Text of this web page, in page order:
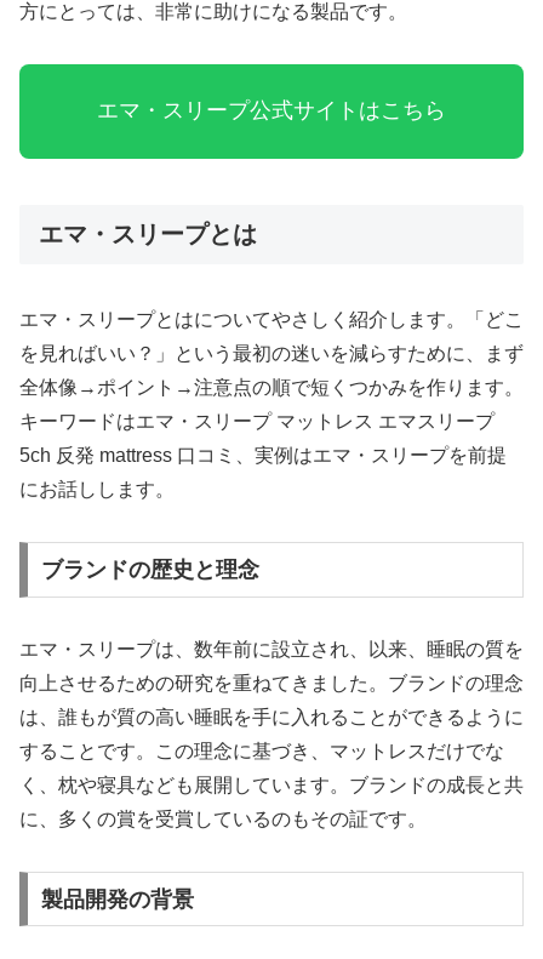
方にとっては、非常に助けになる製品です。
エマ・スリープ公式サイトはこちら
エマ・スリープとは
エマ・スリープとはについてやさしく紹介します。「どこ
を見ればいい？」という最初の迷いを減らすために、まず
全体像→ポイント→注意点の順で短くつかみを作ります。
キーワードはエマ・スリープ マットレス エマスリープ
5ch 反発 mattress 口コミ、実例はエマ・スリープを前提
にお話しします。
ブランドの歴史と理念
エマ・スリープは、数年前に設立され、以来、睡眠の質を
向上させるための研究を重ねてきました。ブランドの理念
は、誰もが質の高い睡眠を手に入れることができるように
することです。この理念に基づき、マットレスだけでな
く、枕や寝具なども展開しています。ブランドの成長と共
に、多くの賞を受賞しているのもその証です。
製品開発の背景